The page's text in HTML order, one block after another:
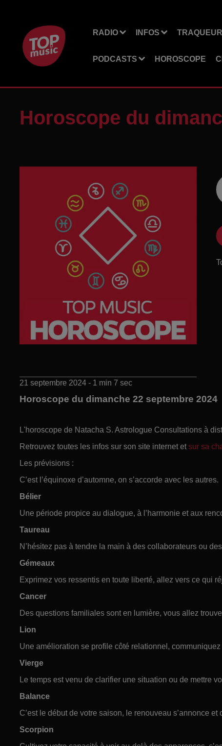
RADIO INFOS
PODCASTS HOROSCOPE
Horoscope du
21 septembre 2024 - 1 min 7 sec
Horoscope du dimanche 22 septembre 2024
L'horoscope de Natacha S. Astrologue Consultations à
Retrouvez toutes les infos sur son site internet et sur sa
Les prévisions :
C’est l’équinoxe d’automne, on s’accorde avec les autres.
Bélier
Une période propice au dialogue, à l’harmonie et aux
Taureau
N’hésitez pas à tendre la main à des collaborateurs ou
Gémeaux
Exprimez vos ressentis en toute liberté, allez vers ce qui
Cancer
Des questions familiales sont en lumière, vous allez
Lion
Une amélioration se profile côté relationnel,
Vierge
Le temps est venu de clarifier une situation ou de mettre
Balance
C’est le début de votre saison, le renouveau s’annonce et
Scorpion